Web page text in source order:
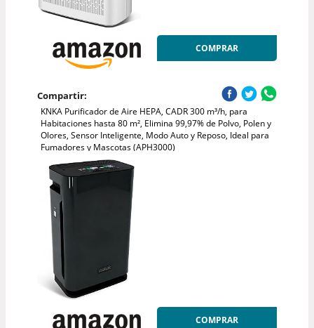
COMPRAR
Compartir:
KNKA Purificador de Aire HEPA, CADR 300 m³/h, para
Habitaciones hasta 80 m², Elimina 99,97% de Polvo, Polen y
Olores, Sensor Inteligente, Modo Auto y Reposo, Ideal para
Fumadores y Mascotas (APH3000)
COMPRAR